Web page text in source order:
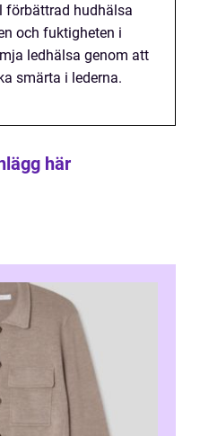
förbättrad hudhälsa
och fuktigheten i
ledhälsa genom att
smärta i lederna.
här